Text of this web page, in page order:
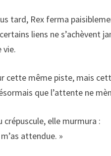
tard, Rex ferma
liens ne s’achèvent
vie.
cette même piste, mais
que l’attente ne
crépuscule, elle murmura :
attendue. »